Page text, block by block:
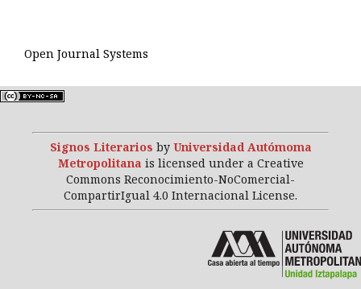
Open Journal Systems
Signos Literarios by Universidad Autómoma
Metropolitana is licensed under a Creative
Commons Reconocimiento-NoComercial-
CompartirIgual 4.0 Internacional License.